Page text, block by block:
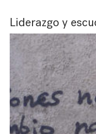
Liderazgo y